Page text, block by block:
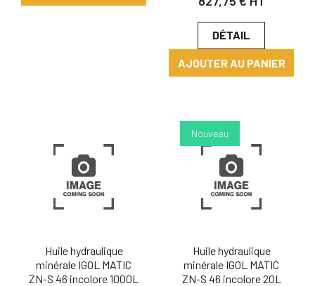
DÉTAIL
AJOUTER AU PANIER
Huile hydraulique
minérale IGOL MATIC
ZN-S 46 incolore 1000L
Nouveau
Huile hydraulique
minérale IGOL MATIC
ZN-S 46 incolore 20L